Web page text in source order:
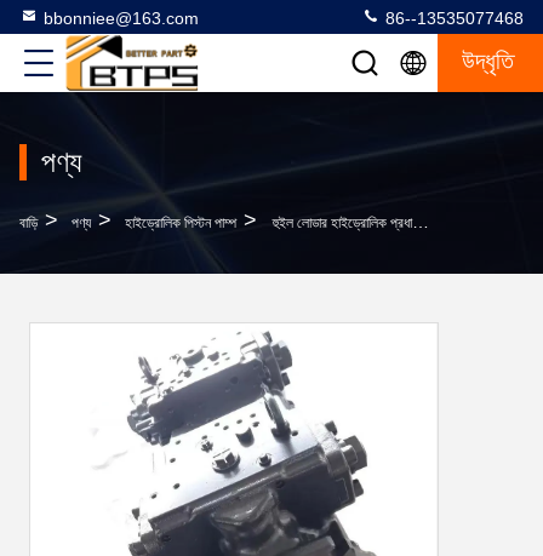
bbonniee@163.com 86--13535077468
উদ্ধৃতি
পণ্য
বাড়ি > পণ্য > হাইড্রোলিক পিস্টন পাম্প > হুইল লোডার হাইড্রোলিক প্রধান পাম্প 708-2G-00120 WD600-6